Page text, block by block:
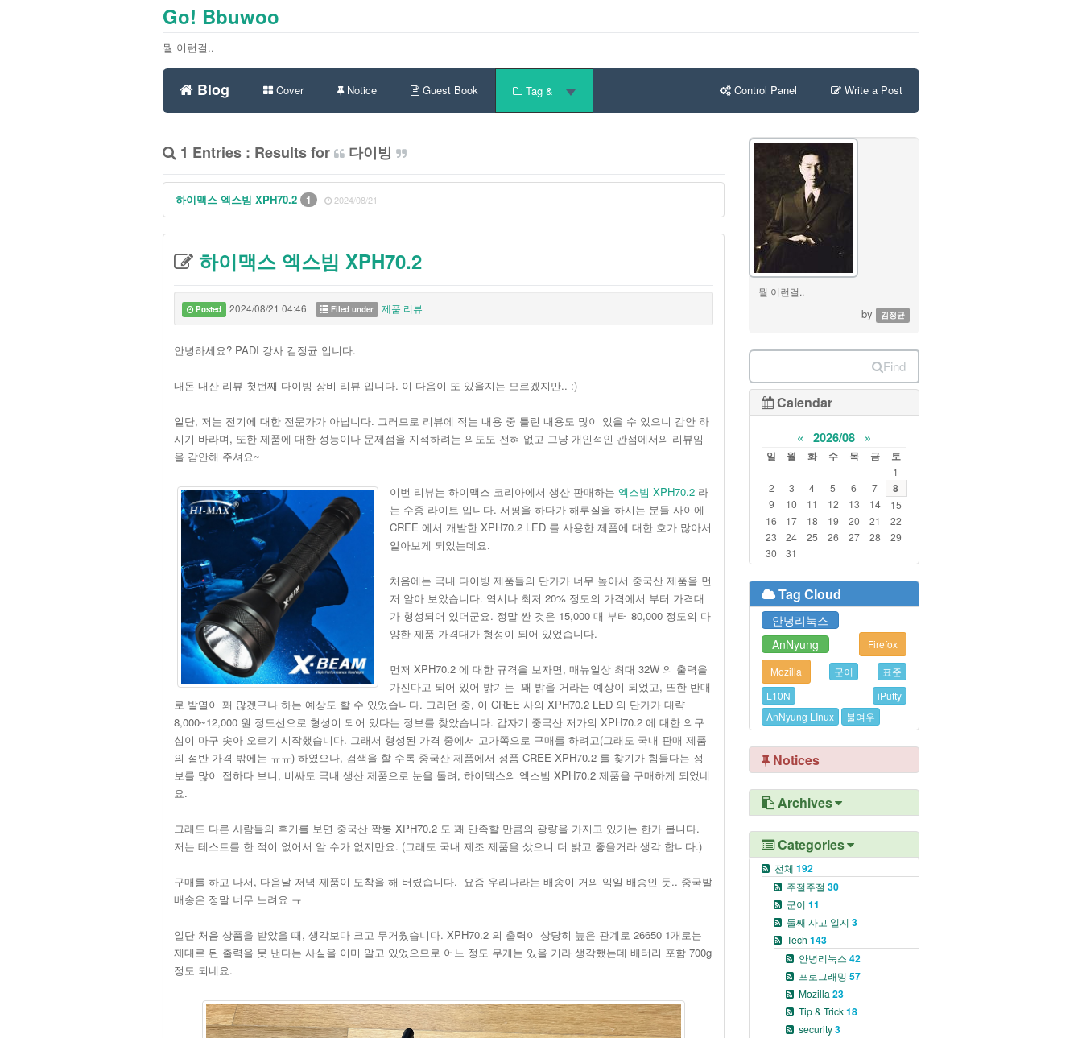
Go! Bbuwoo
뭘 이런걸..
Blog Cover Notice Guest Book Tag & Control Panel Write a Post
1 Entries : Results for 다이빙
하이맥스 엑스빔 XPH70.2 1 2024/08/21
하이맥스 엑스빔 XPH70.2
Posted 2024/08/21 04:46 Filed under 제품 리뷰
안녕하세요? PADI 강사 김정균 입니다.
내돈 내산 리뷰 첫번째 다이빙 장비 리뷰 입니다. 이 다음이 또 있을지는 모르겠지만.. :)
일단, 저는 전기에 대한 전문가가 아닙니다. 그러므로 리뷰에 적는 내용 중 틀린 내용도 많이 있을 수 있으니 감안 하
시기 바라며, 또한 제품에 대한 성능이나 문제점을 지적하려는 의도도 전혀 없고 그냥 개인적인 관점에서의 리뷰임
을 감안해 주셔요~
이번 리뷰는 하이맥스 코리아에서 생산 판매하는 엑스빔 XPH70.2 라
는 수중 라이트 입니다. 서핑을 하다가 해루질을 하시는 분들 사이에
CREE 에서 개발한 XPH70.2 LED 를 사용한 제품에 대한 호가 많아서
알아보게 되었는데요.
처음에는 국내 다이빙 제품들의 단가가 너무 높아서 중국산 제품을 먼
저 알아 보았습니다. 역시나 최저 20% 정도의 가격에서 부터 가격대
가 형성되어 있더군요. 정말 싼 것은 15,000 대 부터 80,000 정도의 다
양한 제품 가격대가 형성이 되어 있었습니다.
먼저 XPH70.2 에 대한 규격을 보자면, 매뉴얼상 최대 32W 의 출력을
가진다고 되어 있어 밝기는 꽤 밝을 거라는 예상이 되었고, 또한 반대
로 발열이 꽤 많겠구나 하는 예상도 할 수 있었습니다. 그러던 중, 이 CREE 사의 XPH70.2 LED 의 단가가 대략
8,000~12,000 원 정도선으로 형성이 되어 있다는 정보를 찾았습니다. 갑자기 중국산 저가의 XPH70.2 에 대한 의구
심이 마구 솟아 오르기 시작했습니다. 그래서 형성된 가격 중에서 고가쪽으로 구매를 하려고(그래도 국내 판매 제품
의 절반 가격 밖에는 ㅠㅠ) 하였으나, 검색을 할 수록 중국산 제품에서 정품 CREE XPH70.2 를 찾기가 힘들다는 정
보를 많이 접하다 보니, 비싸도 국내 생산 제품으로 눈을 돌려, 하이맥스의 엑스빔 XPH70.2 제품을 구매하게 되었네
요.
그래도 다른 사람들의 후기를 보면 중국산 짝퉁 XPH70.2 도 꽤 만족할 만큼의 광량을 가지고 있기는 한가 봅니다.
저는 테스트를 한 적이 없어서 알 수가 없지만요. (그래도 국내 제조 제품을 샀으니 더 밝고 좋을거라 생각 합니다.)
구매를 하고 나서, 다음날 저녁 제품이 도착을 해 버렸습니다. 요즘 우리나라는 배송이 거의 익일 배송인 듯.. 중국발
배송은 정말 너무 느려요 ㅠ
일단 처음 상품을 받았을 때, 생각보다 크고 무거웠습니다. XPH70.2 의 출력이 상당히 높은 관계로 26650 1개로는
제대로 된 출력을 못 낸다는 사실을 이미 알고 있었으므로 어느 정도 무게는 있을 거라 생각했는데 배터리 포함 700g
정도 되네요.
뭘 이런걸..
by 김정균
Find
Calendar
« 2026/08 »
일 월 화 수 목 금 토
1
2
3 4 5 6 7 8
9 10 11 12 13 14
15
16
17 18 19 20 21
22
23
24 25 26 27 28
29
30
31
Tag Cloud
안녕리눅스
AnNyung
Firefox
Mozilla
군이
표준
L10N
iPutty
AnNyung LInux
불여우
Notices
Archives
Categories
전체 192
주절주절 30
군이 11
둘째 사고 일지 3
Tech 143
안녕리눅스 42
프로그래밍 57
Mozilla 23
Tip & Trick18
security3